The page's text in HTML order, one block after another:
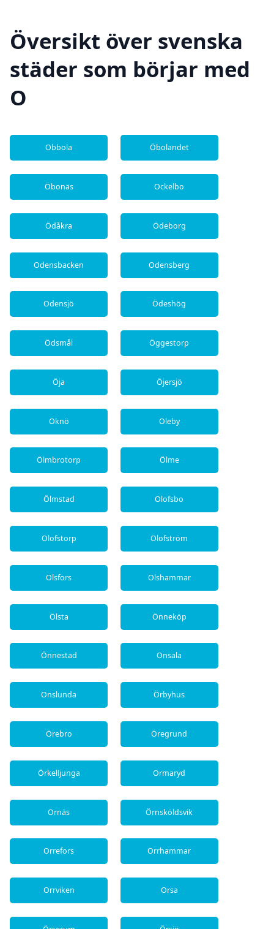
Översikt över svenska
städer som börjar med
O
Obbola Öbolandet
Öbonäs Ockelbo
Ödåkra Ödeborg
Odensbacken Odensberg
Odensjö Ödeshög
Ödsmål Öggestorp
Öja Öjersjö
Oknö Oleby
Ölmbrotorp Ölme
Ölmstad Olofsbo
Olofstorp Olofström
Olsfors Olshammar
Ölsta Önneköp
Önnestad Onsala
Onslunda Örbyhus
Örebro Öregrund
Örkelljunga Ormaryd
Ornäs Örnsköldsvik
Orrefors Orrhammar
Orrviken Orsa